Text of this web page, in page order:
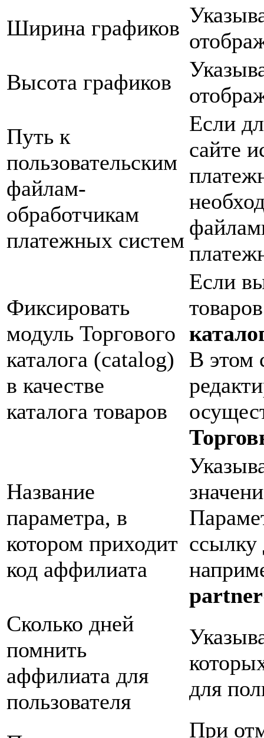
Ширина графиков
Высота графиков
Путь к
пользовательским
файлам-
обработчикам
платежных систем
Если
сайте
Фиксировать
модуль Торгового
каталога (catalog)
в качестве
каталога товаров
Если
В этом
Название
параметра, в
котором приходит
код аффилиата
Сколько дней
помнить
аффилиата для
пользователя
для
При